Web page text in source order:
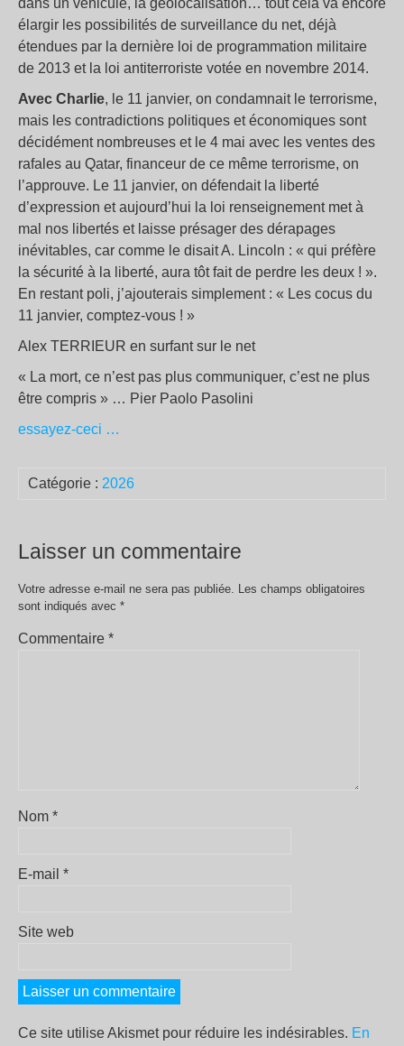
dans un véhicule, la géolocalisation… tout cela va encore
élargir les possibilités de surveillance du net, déjà
étendues par la dernière loi de programmation militaire
de 2013 et la loi antiterroriste votée en novembre 2014.
Avec Charlie, le 11 janvier, on condamnait le terrorisme,
mais les contradictions politiques et économiques sont
décidément nombreuses et le 4 mai avec les ventes des
rafales au Qatar, financeur de ce même terrorisme, on
l’approuve. Le 11 janvier, on défendait la liberté
d’expression et aujourd’hui la loi renseignement met à
mal nos libertés et laisse présager des dérapages
inévitables, car comme le disait A. Lincoln : « qui préfère
la sécurité à la liberté, aura tôt fait de perdre les deux ! ».
En restant poli, j’ajouterais simplement : « Les cocus du
11 janvier, comptez-vous ! »
Alex TERRIEUR en surfant sur le net
« La mort, ce n’est pas plus communiquer, c’est ne plus
être compris » … Pier Paolo Pasolini
essayez-ceci …
Catégorie : 2026
Laisser un commentaire
Votre adresse e-mail ne sera pas publiée. Les champs obligatoires
sont indiqués avec *
Commentaire *
Nom *
E-mail *
Site web
Ce site utilise Akismet pour réduire les indésirables. En